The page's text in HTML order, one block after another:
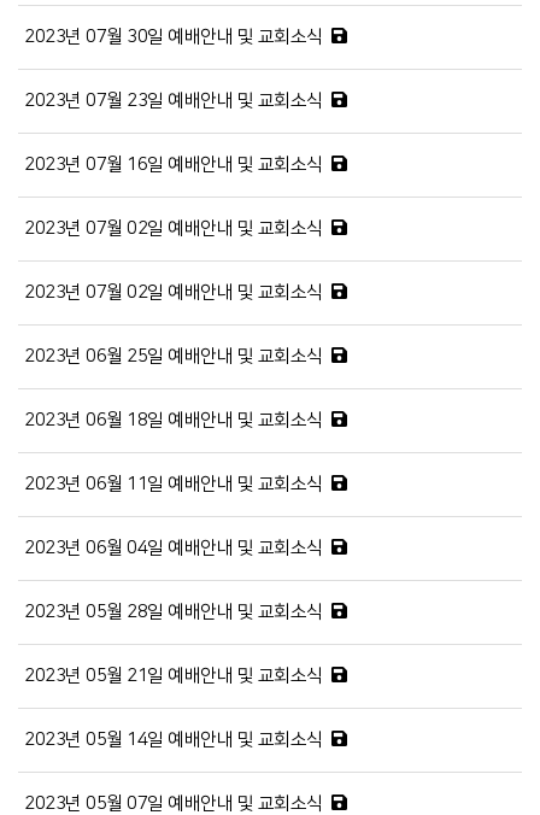
2023년 07월 30일 예배안내 및 교회소식
2023년 07월 23일 예배안내 및 교회소식
2023년 07월 16일 예배안내 및 교회소식
2023년 07월 02일 예배안내 및 교회소식
2023년 07월 02일 예배안내 및 교회소식
2023년 06월 25일 예배안내 및 교회소식
2023년 06월 18일 예배안내 및 교회소식
2023년 06월 11일 예배안내 및 교회소식
2023년 06월 04일 예배안내 및 교회소식
2023년 05월 28일 예배안내 및 교회소식
2023년 05월 21일 예배안내 및 교회소식
2023년 05월 14일 예배안내 및 교회소식
2023년 05월 07일 예배안내 및 교회소식